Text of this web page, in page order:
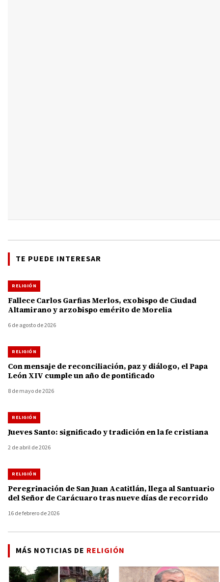
TE PUEDE INTERESAR
RELIGIÓN
Fallece Carlos Garfias Merlos, exobispo de Ciudad
Altamirano y arzobispo emérito de Morelia
6 de agosto de 2026
RELIGIÓN
Con mensaje de reconciliación, paz y diálogo, el Papa
León XIV cumple un año de pontificado
8 de mayo de 2026
RELIGIÓN
Jueves Santo: significado y tradición en la fe cristiana
2 de abril de 2026
RELIGIÓN
Peregrinación de San Juan Acatitlán, llega al Santuario
del Señor de Carácuaro tras nueve días de recorrido
16 de febrero de 2026
MÁS NOTICIAS DE RELIGIÓN